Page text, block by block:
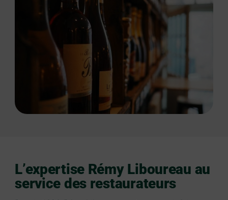
L’expertise Rémy Liboureau au
service des restaurateurs